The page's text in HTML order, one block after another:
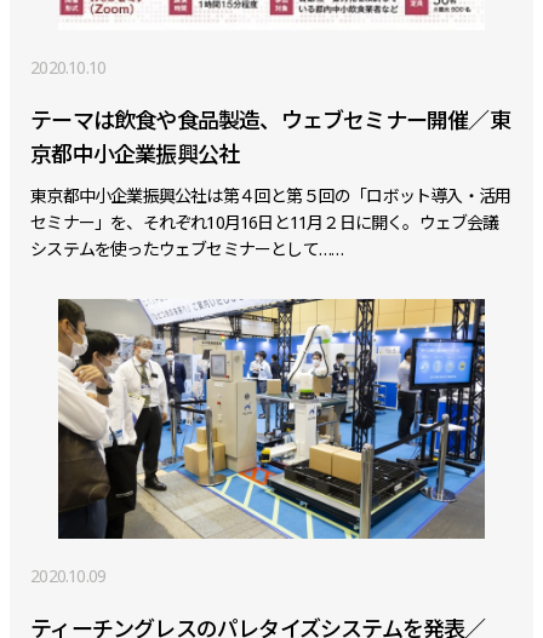
2020.10.10
テーマは飲食や食品製造、ウェブセミナー開催／東
京都中小企業振興公社
東京都中小企業振興公社は第４回と第５回の「ロボット導入・活用
セミナー」を、それぞれ10月16日と11月２日に開く。ウェブ会議
システムを使ったウェブセミナーとして……
2020.10.09
ティーチングレスのパレタイズシステムを発表／